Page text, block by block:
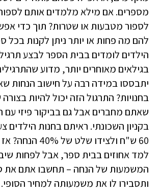
מספרים. אם מילא מלמדים אותם
לספור מטבעות או שטרות? תוך כדי
להם מה פחות או יותר ניתן לקנות בכל
הילדים לומדים בבית הספר לבצע
בגילאים מאוחרים יותר, מדוע
יתבססו במידה רבה על חישוב הנחות
בחנויות? התרגול הזה יכול להיות
שאתם מחברים אבל גם בביקור פיזי עם
בקניון השכונתי. ראיתם בחנות הילדים
60 ש"ח ולצידו שלט
למד אחוזים בבית ספר, אבל לפחות
המשמעות של הנחה – תחשבו אתם את
ותסבירו לו את משמעותה למחיר הסופי.